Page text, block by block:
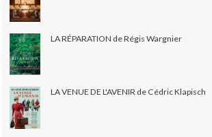
LA RÉPARATION de Régis Wargnier
LA VENUE DE L'AVENIR de Cédric Klapisch